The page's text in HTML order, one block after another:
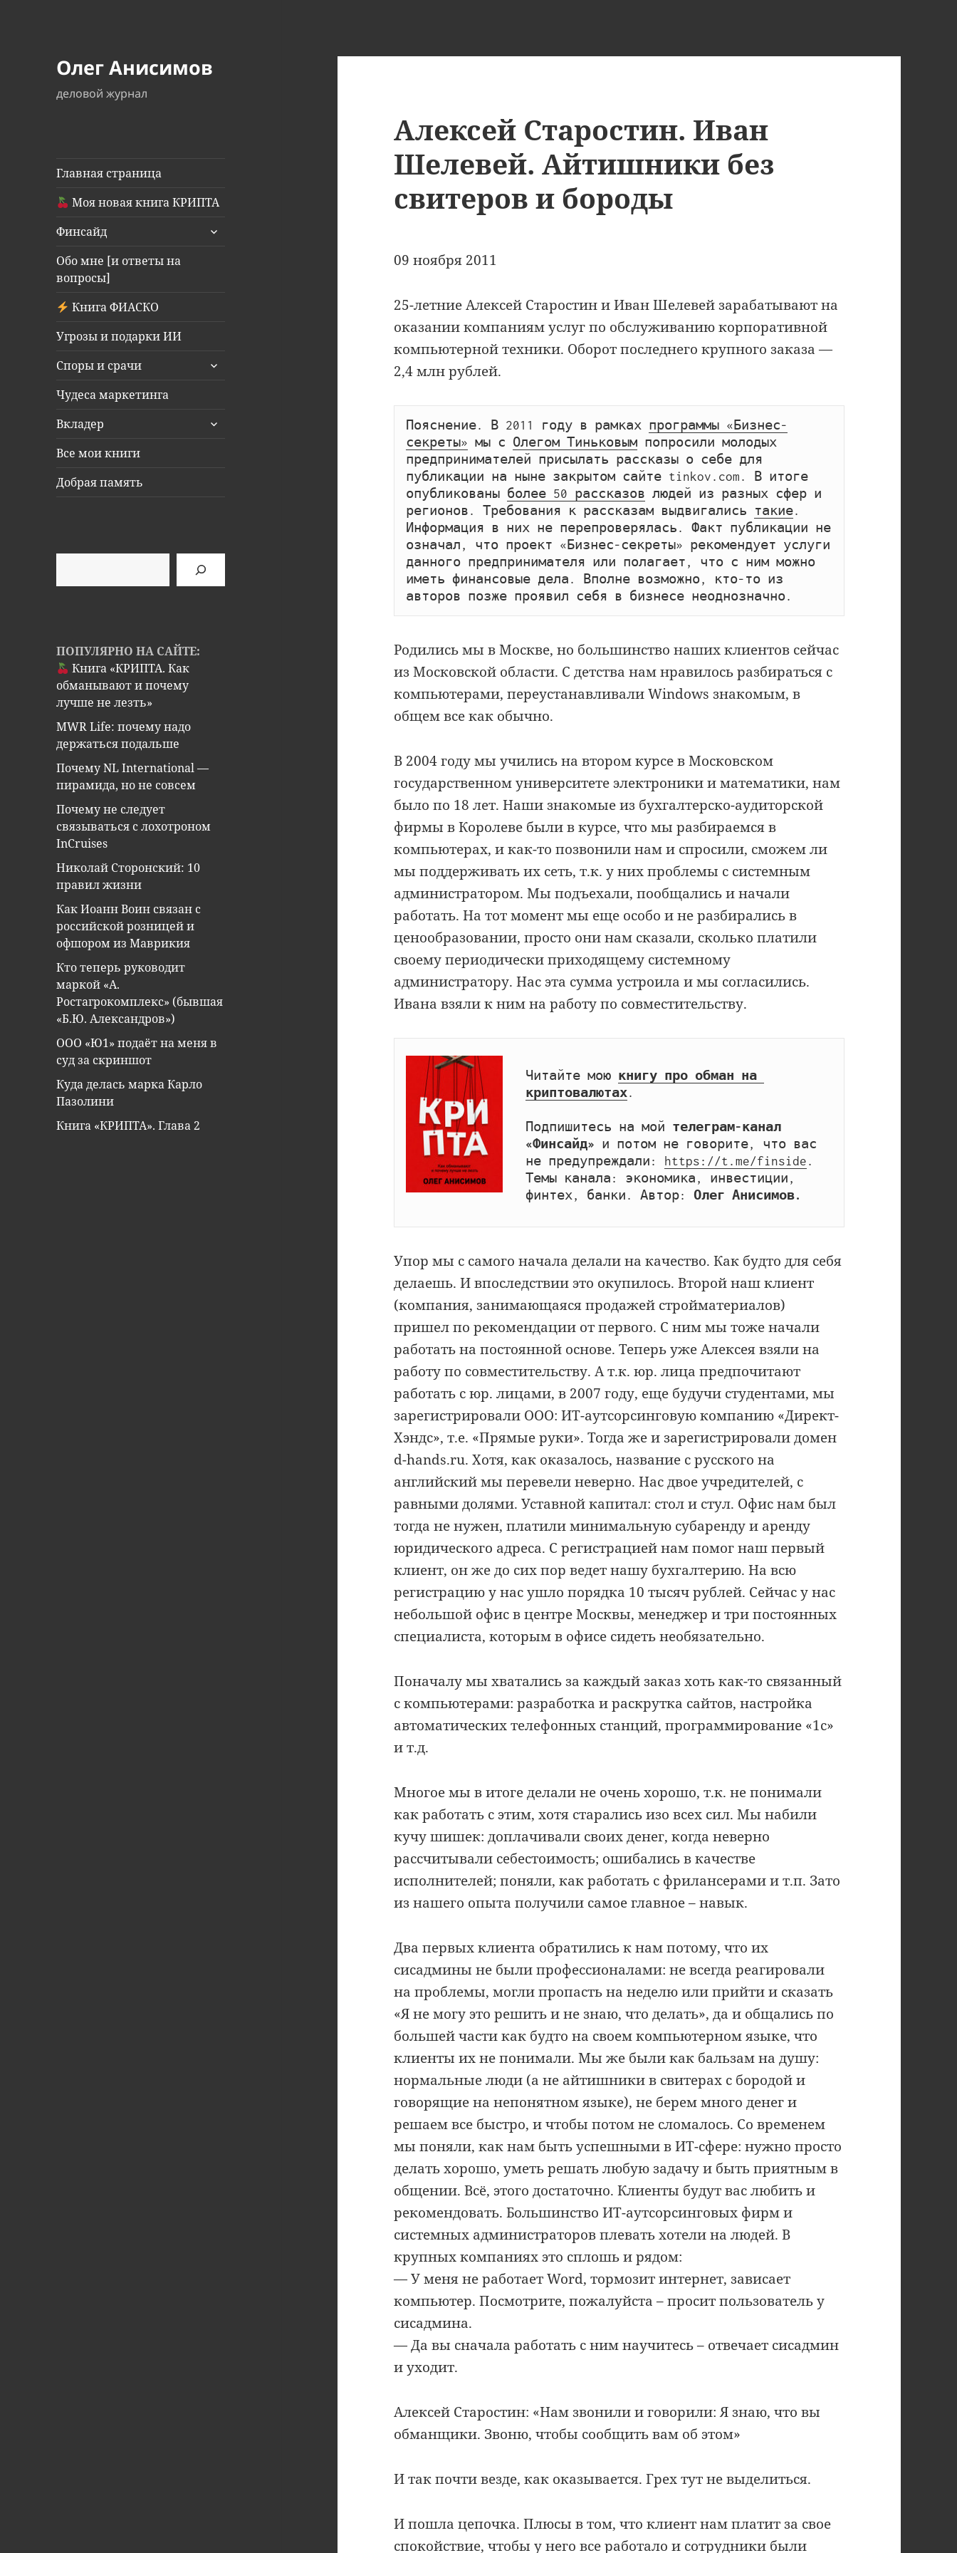
Олег Анисимов
деловой журнал
Главная страница
Моя новая книга КРИПТА
Финсайд
раскрыть
Обо мне [и ответы на
вопросы]
Книга ФИАСКО
Угрозы и подарки ИИ
Споры и срачи
раскрыть
Чудеса маркетинга
Вкладер
раскрыть
Все мои книги
Добрая память
ПОПУЛЯРНО НА САЙТЕ:
Книга «КРИПТА. Как
обманывают и почему
лучше не лезть»
MWR Life: почему надо
держаться подальше
Почему NL International —
пирамида, но не совсем
Почему не следует
связываться с лохотроном
InCruises
Николай Сторонский: 10
правил жизни
Как Иоанн Воин связан с
российской розницей и
офшором из Маврикия
Кто теперь руководит
маркой «А.
Ростагрокомплекс» (бывшая
«Б.Ю. Александров»)
ООО «Ю1» подаёт на меня в
суд за скриншот
Куда делась марка Карло
Пазолини
Книга «КРИПТА». Глава 2
Алексей Старостин. Иван
Шелевей. Айтишники без
свитеров и бороды
09 ноября 2011
25-летние Алексей Старостин и Иван Шелевей зарабатывают на
оказании компаниям услуг по обслуживанию корпоративной
компьютерной техники. Оборот последнего крупного заказа —
2,4 млн рублей.
Пояснение. В 2011 году в рамках программы «Бизнес-
секреты» мы с Олегом Тиньковым попросили молодых
предпринимателей присылать рассказы о себе для
публикации на ныне закрытом сайте tinkov.com. В итоге
опубликованы более 50 рассказов людей из разных сфер и
регионов. Требования к рассказам выдвигались
такие.
Информация в них не перепроверялась. Факт публикации не
означал, что проект «Бизнес-секреты» рекомендует услуги
данного предпринимателя или полагает, что с ним можно
иметь финансовые дела. Вполне возможно, кто-то из
авторов позже проявил себя в бизнесе неоднозначно.
Родились мы в Москве, но большинство наших клиентов сейчас
из Московской области. С детства нам нравилось разбираться с
компьютерами, переустанавливали Windows знакомым, в
общем все как обычно.
В 2004 году мы учились на втором курсе в Московском
государственном университете электроники и математики, нам
было по 18 лет. Наши знакомые из бухгалтерско-аудиторской
фирмы в Королеве были в курсе, что мы разбираемся в
компьютерах, и как-то позвонили нам и спросили, сможем ли
мы поддерживать их сеть, т.к. у них проблемы с системным
администратором. Мы подъехали, пообщались и начали
работать. На тот момент мы еще особо и не разбирались в
ценообразовании, просто они нам сказали, сколько платили
своему периодически приходящему системному
администратору. Нас эта сумма устроила и мы согласились.
Ивана взяли к ним на работу по совместительству.
Читайте мою книгу про обман на
криптовалютах.
Подпишитесь на мой телеграм-канал
«Финсайд» и потом не говорите, что вас
не предупреждали: https://t.me/finside .
Темы канала: экономика, инвестиции,
финтех, банки. Автор: Олег Анисимов.
Упор мы с самого начала делали на качество. Как будто для себя
делаешь. И впоследствии это окупилось. Второй наш клиент
(компания, занимающаяся продажей стройматериалов)
пришел по рекомендации от первого. С ним мы тоже начали
работать на постоянной основе. Теперь уже Алексея взяли на
работу по совместительству. А т.к. юр. лица предпочитают
работать с юр. лицами, в 2007 году, еще будучи студентами, мы
зарегистрировали ООО: ИТ-аутсорсинговую компанию «Директ-
Хэндс», т.е. «Прямые руки». Тогда же и зарегистрировали домен
d-hands.ru. Хотя, как оказалось, название с русского на
английский мы перевели неверно. Нас двое учредителей, с
равными долями. Уставной капитал: стол и стул. Офис нам был
тогда не нужен, платили минимальную субаренду и аренду
юридического адреса. С регистрацией нам помог наш первый
клиент, он же до сих пор ведет нашу бухгалтерию. На всю
регистрацию у нас ушло порядка 10 тысяч рублей. Сейчас у нас
небольшой офис в центре Москвы, менеджер и три постоянных
специалиста, которым в офисе сидеть необязательно.
Поначалу мы хватались за каждый заказ хоть как-то связанный
с компьютерами: разработка и раскрутка сайтов, настройка
автоматических телефонных станций, программирование «1с»
и т.д.
Многое мы в итоге делали не очень хорошо, т.к. не понимали
как работать с этим, хотя старались изо всех сил. Мы набили
кучу шишек: доплачивали своих денег, когда неверно
рассчитывали себестоимость; ошибались в качестве
исполнителей; поняли, как работать с фрилансерами и т.п. Зато
из нашего опыта получили самое главное – навык.
Два первых клиента обратились к нам потому, что их
сисадмины не были профессионалами: не всегда реагировали
на проблемы, могли пропасть на неделю или прийти и сказать
«Я не могу это решить и не знаю, что делать», да и общались по
большей части как будто на своем компьютерном языке, что
клиенты их не понимали. Мы же были как бальзам на душу:
нормальные люди (а не айтишники в свитерах с бородой и
говорящие на непонятном языке), не берем много денег и
решаем все быстро, и чтобы потом не сломалось. Со временем
мы поняли, как нам быть успешными в ИТ-сфере: нужно просто
делать хорошо, уметь решать любую задачу и быть приятным в
общении. Всё, этого достаточно. Клиенты будут вас любить и
рекомендовать. Большинство ИТ-аутсорсинговых фирм и
системных администраторов плевать хотели на людей. В
крупных компаниях это сплошь и рядом:
— У меня не работает Word, тормозит интернет, зависает
компьютер. Посмотрите, пожалуйста – просит пользователь у
сисадмина.
— Да вы сначала работать с ним научитесь – отвечает сисадмин
и уходит.
Алексей Старостин: «Нам звонили и говорили: Я знаю, что вы
обманщики. Звоню, чтобы сообщить вам об этом»
И так почти везде, как оказывается. Грех тут не выделиться.
И пошла цепочка. Плюсы в том, что клиент нам платит за свое
спокойствие, чтобы у него все работало и сотрудники были